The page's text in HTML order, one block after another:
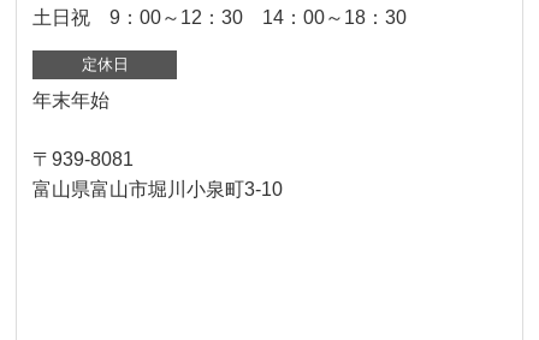
土日祝 9：00～12：30 14：00～18：30
定休日
年末年始
〒939-8081
富山県富山市堀川小泉町3-10